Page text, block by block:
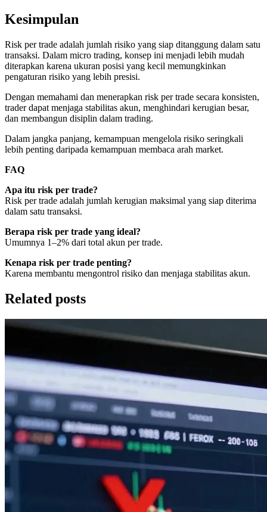
Kesimpulan
Risk per trade adalah jumlah risiko yang siap ditanggung dalam satu
transaksi. Dalam micro trading, konsep ini menjadi lebih mudah
diterapkan karena ukuran posisi yang kecil memungkinkan
pengaturan risiko yang lebih presisi.
Dengan memahami dan menerapkan risk per trade secara konsisten,
trader dapat menjaga stabilitas akun, menghindari kerugian besar,
dan membangun disiplin dalam trading.
Dalam jangka panjang, kemampuan mengelola risiko seringkali
lebih penting daripada kemampuan membaca arah market.
FAQ
Apa itu risk per trade?
Risk per trade adalah jumlah kerugian maksimal yang siap diterima
dalam satu transaksi.
Berapa risk per trade yang ideal?
Umumnya 1–2% dari total akun per trade.
Kenapa risk per trade penting?
Karena membantu mengontrol risiko dan menjaga stabilitas akun.
Related posts